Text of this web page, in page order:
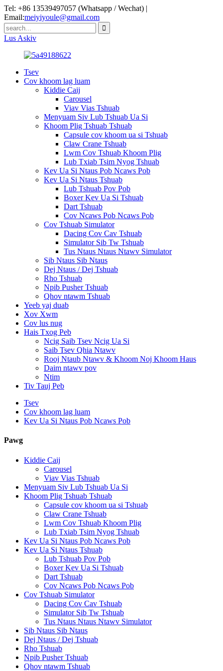
Tel: +86 13539497057 (Whatsapp / Wechat) |
Email:meiyiyoule@gmail.com
Lus Askiv
Tsev
Cov khoom lag luam
Kiddie Caij
Carousel
Viav Vias Tshuab
Menyuam Siv Lub Tshuab Ua Si
Khoom Plig Tshuab Tshuab
Capsule cov khoom ua si Tshuab
Claw Crane Tshuab
Lwm Cov Tshuab Khoom Plig
Lub Txiab Tsim Nyog Tshuab
Kev Ua Si Ntaus Pob Ncaws Pob
Kev Ua Si Ntaus Tshuab
Lub Tshuab Pov Pob
Boxer Kev Ua Si Tshuab
Dart Tshuab
Cov Ncaws Pob Ncaws Pob
Cov Tshuab Simulator
Dacing Cov Cav Tshuab
Simulator Sib Tw Tshuab
Tus Ntaus Ntaus Ntawv Simulator
Sib Ntaus Sib Ntaus
Dej Ntaus / Dej Tshuab
Rho Tshuab
Npib Pusher Tshuab
Qhov ntawm Tshuab
Yeeb yaj duab
Xov Xwm
Cov lus nug
Hais Txog Peb
Ncig Saib Tsev Ncig Ua Si
Saib Tsev Qhia Ntawv
Rooj Ntaub Ntawv & Khoom Noj Khoom Haus
Daim ntawv pov
Ntim
Tiv Tauj Peb
Tsev
Cov khoom lag luam
Kev Ua Si Ntaus Pob Ncaws Pob
Pawg
Kiddie Caij
Carousel
Viav Vias Tshuab
Menyuam Siv Lub Tshuab Ua Si
Khoom Plig Tshuab Tshuab
Capsule cov khoom ua si Tshuab
Claw Crane Tshuab
Lwm Cov Tshuab Khoom Plig
Lub Txiab Tsim Nyog Tshuab
Kev Ua Si Ntaus Pob Ncaws Pob
Kev Ua Si Ntaus Tshuab
Lub Tshuab Pov Pob
Boxer Kev Ua Si Tshuab
Dart Tshuab
Cov Ncaws Pob Ncaws Pob
Cov Tshuab Simulator
Dacing Cov Cav Tshuab
Simulator Sib Tw Tshuab
Tus Ntaus Ntaus Ntawv Simulator
Sib Ntaus Sib Ntaus
Dej Ntaus / Dej Tshuab
Rho Tshuab
Npib Pusher Tshuab
Qhov ntawm Tshuab